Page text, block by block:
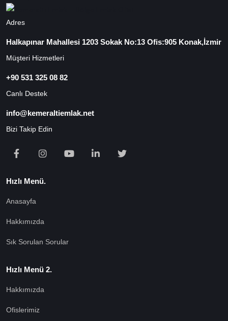
Adres
Halkapınar Mahallesi 1203 Sokak No:13 Ofis:905 Konak,İzmir
Müşteri Hizmetleri
+90 531 325 08 82
Canlı Destek
info@kemeraltiemlak.net
Bizi Takip Edin
Hızlı Menü.
Anasayfa
Hakkımızda
Sık Sorulan Sorular
Hızlı Menü 2.
Hakkımızda
Ofislerimiz